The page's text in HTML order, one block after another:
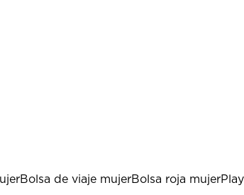
Bolsa de viaje mujerBolsa roja mujer